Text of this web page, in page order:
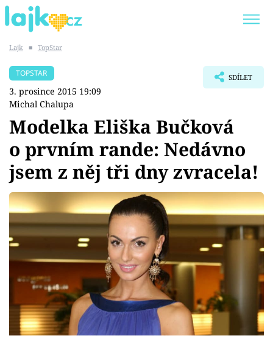
SHOPAHOLICADEL
Témata
Showbyznys
Youtubeři
Virály
Sex a vztahy
Videa
Sledujte prima+
Lajk ■ TopStar
TOPSTAR
3. prosince 2015 19:09
Michal Chalupa
SDÍLET
Modelka Eliška Bučková
o prvním rande: Nedávno
jsem z něj tři dny zvracela!